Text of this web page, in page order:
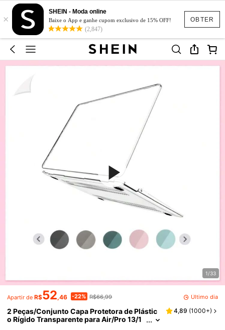
OBTER
×
SHEIN - Moda online
Baixe o App e ganhe cupom exclusivo de 15% OFF!
(2,847)
1/33
Apartir de R$52,46 -22% R$66,99 Último dia
2 Peças/Conjunto Capa Protetora de Plástic
o Rígido Transparente para Air/Pro 13/1
4,89 (1000+)